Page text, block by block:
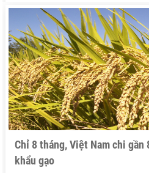
Chỉ 8 tháng, Việt Nam chi gần
khẩu gạo